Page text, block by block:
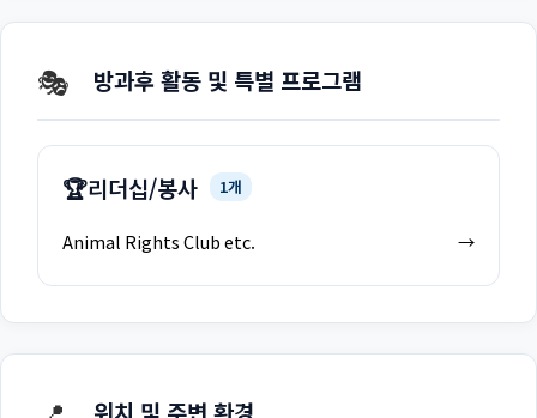
🎭 방과후 활동 및 특별 프로그램
🏆리더십/봉사 1개
Animal Rights Club etc. →
위치 및 주변 환경